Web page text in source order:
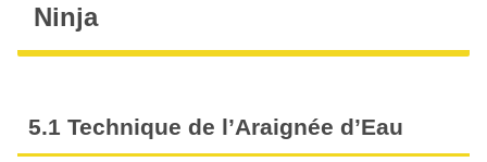
Ninja
5.1 Technique de l’Araignée d’Eau